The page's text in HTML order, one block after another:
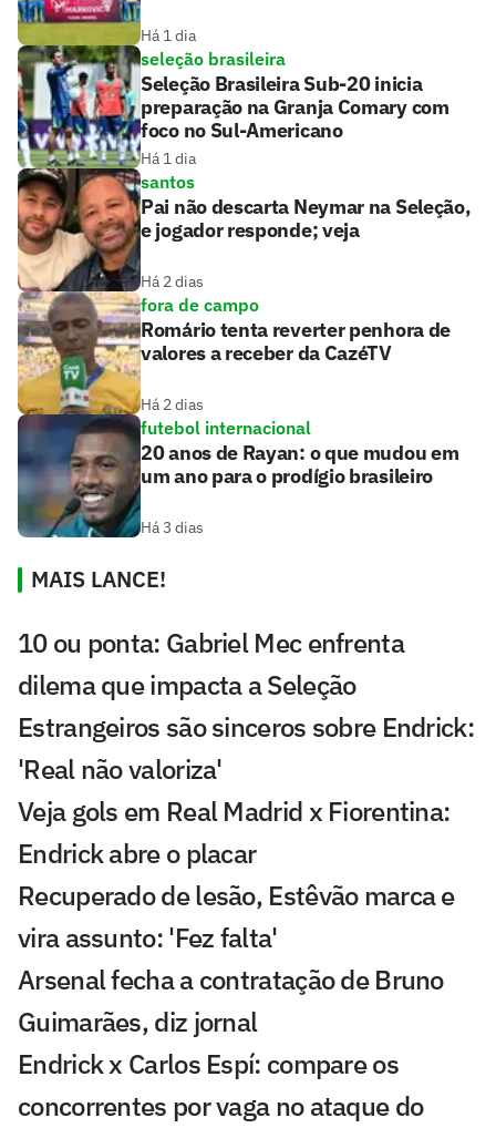
Há 1 dia
seleção brasileira
Seleção Brasileira Sub-20 inicia
preparação na Granja Comary com
foco no Sul-Americano
Há 1 dia
santos
Pai não descarta Neymar na Seleção,
e jogador responde; veja
Há 2 dias
fora de campo
Romário tenta reverter penhora de
valores a receber da CazéTV
Há 2 dias
futebol internacional
20 anos de Rayan: o que mudou em
um ano para o prodígio brasileiro
Há 3 dias
MAIS LANCE!
10 ou ponta: Gabriel Mec enfrenta
dilema que impacta a Seleção
Estrangeiros são sinceros sobre Endrick:
'Real não valoriza'
Veja gols em Real Madrid x Fiorentina:
Endrick abre o placar
Recuperado de lesão, Estêvão marca e
vira assunto: 'Fez falta'
Arsenal fecha a contratação de Bruno
Guimarães, diz jornal
Endrick x Carlos Espí: compare os
concorrentes por vaga no ataque do